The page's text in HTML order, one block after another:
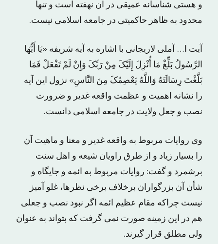
و هستی شناسانه عمیقی در آن نهفته است و تنها
محدود به ظاهر حاکمیتی در جامعه اسلامی نیست.
آیت ا… آملی لاریجانی با اشاره به آیه شریفه «یَا أَیُّهَا
الرَّسُولُ بَلِّغْ مَا أُنْزِلَ إِلَیْکَ مِنْ رَبِّکَ وَإِنْ لَمْ تَفْعَلْ فَمَا
بَلَّغْتَ رِسَالَتَهُ وَاللَّهُ یَعْصِمُکَ مِنَ النَّاسِ» نزول این آیه
را نشانه اهمیت و عظمت واقعه غدیر و ضرورت
نصب و جعل ولایت در جامعه اسلامی دانست.
وی روایات مربوط به واقعه غدیر و معنا و ماهیت آن
را بسیار زیاد و از طرق راویان شیعه و اهل سنت
برشمرد و گفت: روایات مربوط به ائمه و جایگاه و
شأن آن بزرگواران برخلاف برخی نظرها، غلو آمیز
نیست چراکه مقام عظیم ائمه اگر نبود نصب و جعلی
هم در این زمینه صورت نمی گرفت که بتواند به عنوان
ولی مطلق قرار گیرند.